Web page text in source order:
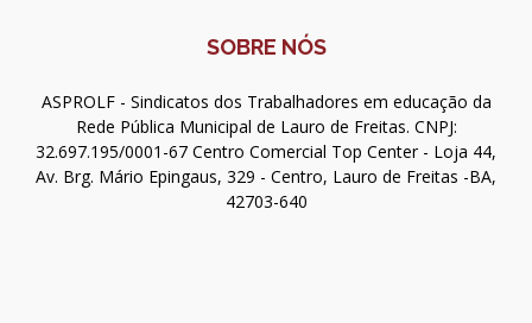
SOBRE NÓS
ASPROLF - Sindicatos dos Trabalhadores em educação da
Rede Pública Municipal de Lauro de Freitas. CNPJ:
32.697.195/0001-67 Centro Comercial Top Center - Loja 44,
Av. Brg. Mário Epingaus, 329 - Centro, Lauro de Freitas -BA,
42703-640